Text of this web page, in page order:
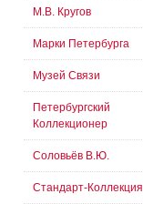
М.В. Кругов
Марки Петербурга
Музей Связи
Петербургский
Коллекционер
Соловьёв В.Ю.
Стандарт-Коллекция